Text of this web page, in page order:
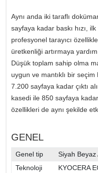
Aynı anda iki taraflı
sayfaya kadar baskı hızı, ilk
profesyonel tarayıcı
üretkenliği artırmaya
Düşük toplam sahip olma
uygun ve mantıklı bir
7.200 sayfaya kadar çıktı
kasedi ile 850 sayfaya
özellikleri de aynı şekilde
GENEL
Genel tip
Siyah Beyaz
Teknoloji
KYOCERA